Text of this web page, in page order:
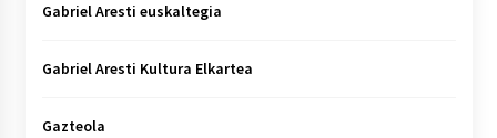
Gabriel Aresti euskaltegia
Gabriel Aresti Kultura Elkartea
Gazteola